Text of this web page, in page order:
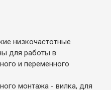
низкочастотные
для работы в
и переменного
монтажа - вилка, для